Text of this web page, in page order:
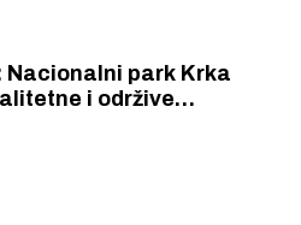
park Krka
i održive